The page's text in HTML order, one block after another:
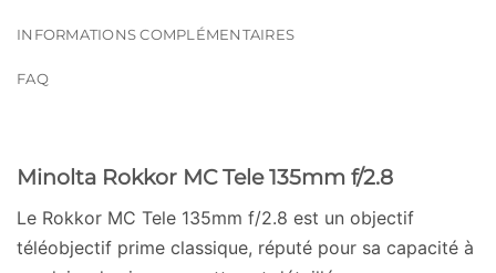
INFORMATIONS COMPLÉMENTAIRES
FAQ
Minolta Rokkor MC Tele 135mm f/2.8
Le Rokkor MC Tele 135mm f/2.8 est un objectif
téléobjectif prime classique, réputé pour sa capacité à